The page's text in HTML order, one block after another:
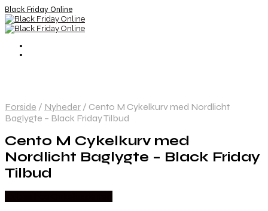
Black Friday Online
Forside / Nyheder / Cento M Cykelkurv med Nordlicht
Baglygte – Black Friday Tilbud
Cento M Cykelkurv med
Nordlicht Baglygte – Black Friday
Tilbud